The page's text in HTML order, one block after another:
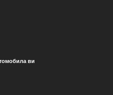
ви